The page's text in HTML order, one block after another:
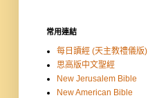
常用連結
每日讀經 (天主教禮儀版)
思高版中文聖經
New Jerusalem Bible
New American Bible